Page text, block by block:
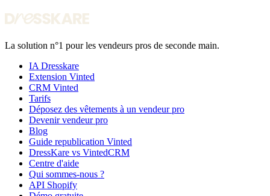
La solution n°1 pour les vendeurs pros de seconde main.
IA Dresskare
Extension Vinted
CRM Vinted
Tarifs
Déposez des vêtements à un vendeur pro
Devenir vendeur pro
Blog
Guide republication Vinted
DressKare vs VintedCRM
Centre d'aide
Qui sommes-nous ?
API Shopify